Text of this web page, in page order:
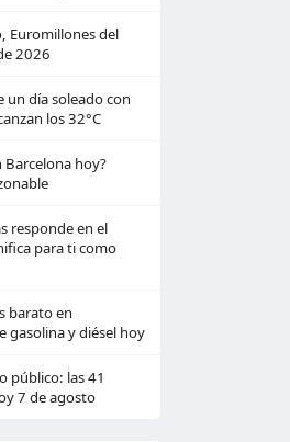
Euromillones del
2026
un día soleado con
los 32°C
Barcelona hoy?
responde en el
para ti como
barato en
gasolina y diésel hoy
público: las 41
7 de agosto